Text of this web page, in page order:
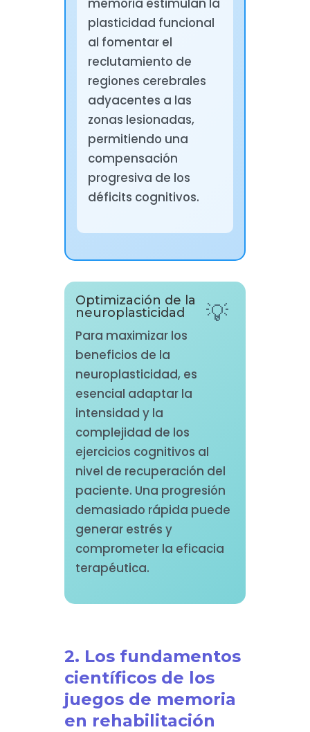
memoria estimulan la
plasticidad funcional
al fomentar el
reclutamiento de
regiones cerebrales
adyacentes a las
zonas lesionadas,
permitiendo una
compensación
progresiva de los
déficits cognitivos.
Optimización de la
neuroplasticidad
Para maximizar los
beneficios de la
neuroplasticidad, es
esencial adaptar la
intensidad y la
complejidad de los
ejercicios cognitivos al
nivel de recuperación del
paciente. Una progresión
demasiado rápida puede
generar estrés y
comprometer la eficacia
terapéutica.
2. Los fundamentos
científicos de los
juegos de memoria
en rehabilitación